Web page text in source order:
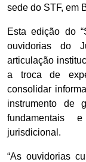
sede do STF, em
Esta edição do
ouvidorias do
articulação
a troca de
consolidar
instrumento de
fundamentais
jurisdicional.
“As ouvidorias